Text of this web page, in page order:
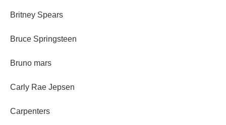
Britney Spears
Bruce Springsteen
Bruno mars
Carly Rae Jepsen
Carpenters